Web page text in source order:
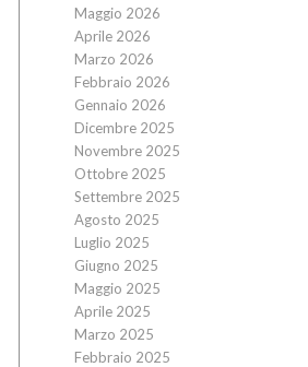
Maggio 2026
Aprile 2026
Marzo 2026
Febbraio 2026
Gennaio 2026
Dicembre 2025
Novembre 2025
Ottobre 2025
Settembre 2025
Agosto 2025
Luglio 2025
Giugno 2025
Maggio 2025
Aprile 2025
Marzo 2025
Febbraio 2025